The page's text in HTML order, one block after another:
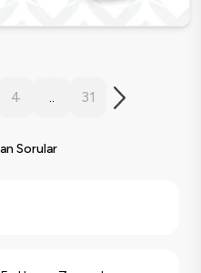
4 .. 31
Sorular